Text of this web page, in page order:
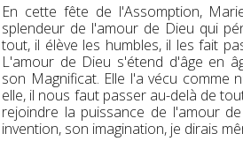
En cette fête de l'Assomption,
splendeur de l'amour de Dieu qui
tout, il élève les humbles, il les fait
L'amour de Dieu s'étend d'âge en
son Magnificat. Elle l'a vécu comme
elle, il nous faut passer au-delà de
rejoindre la puissance de l'amour
invention, son imagination, je dirais